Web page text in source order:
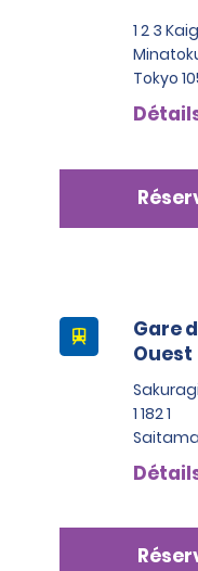
1 2 3
Tokyo
Gare
Ouest
1 182 1